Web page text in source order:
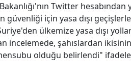
Twitter hesabından
güvenliği için yasa dışı
ülkemize yasa dışı
incelemede, şahıslardan
olduğu belirlendi"